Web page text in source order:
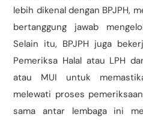
lebih dikenal dengan BPJPH,
bertanggung jawab
Selain itu, BPJPH juga
Pemeriksa Halal atau LPH
atau MUI untuk
melewati proses
sama antar lembaga ini